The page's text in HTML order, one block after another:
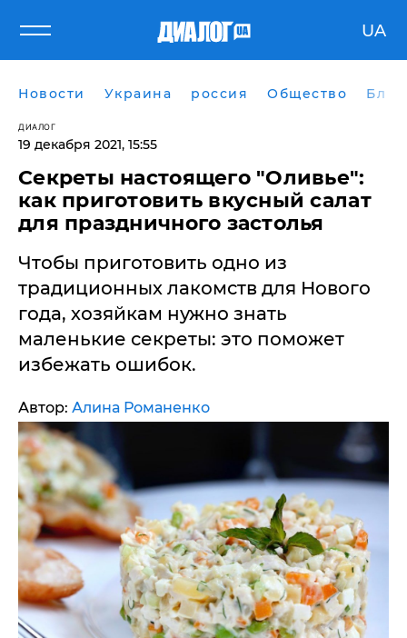
UA
Новости Украина россия Общество
ДИАЛОГ
19 декабря 2021, 15:55
Секреты настоящего "Оливье":
как приготовить вкусный салат
для праздничного застолья
Чтобы приготовить одно из
традиционных лакомств для Нового
года, хозяйкам нужно знать
маленькие секреты: это поможет
избежать ошибок.
Автор: Алина Романенко